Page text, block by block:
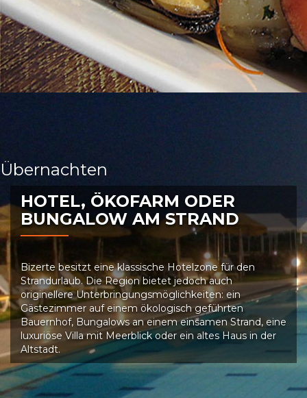
Übernachten
HOTEL, ÖKOFARM ODER
BUNGALOW AM STRAND
Bizerte besitzt eine klassische Hotelzone für den
Strandurlaub. Die Region bietet jedoch auch
originellere Unterbringungsmöglichkeiten: ein
Gästezimmer auf einem ökologisch geführten
Bauernhof, Bungalows an einem einsamen Strand, eine
luxuriöse Villa mit Meerblick oder ein altes Haus in der
Altstadt.